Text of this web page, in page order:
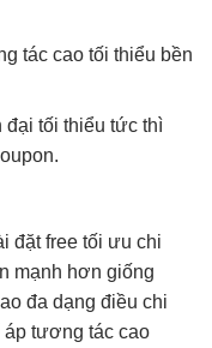
tác caotối thiểu bền
đại tối thiểu tức thì
đặt free tối ưu chi
mạnh hơn giống
đa dạng điều chi
áp tương tác cao